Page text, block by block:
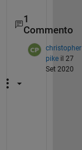
1
Commento
christopher
pike il 27
Set 2020